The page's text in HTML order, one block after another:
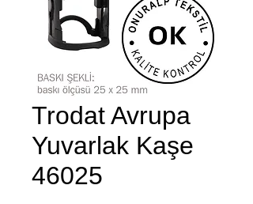
Trodat Avrupa
Yuvarlak Kaşe
46025